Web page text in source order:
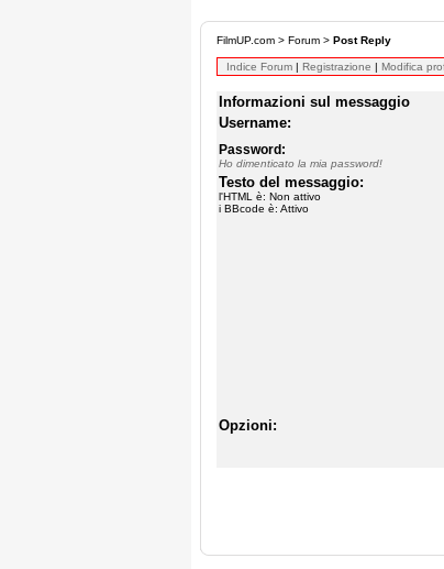
FilmUP.com > Forum > Post Reply
Indice Forum | Registrazione | Modifica
Informazioni sul messaggio
Username:
Password:
Ho dimenticato la mia password!
Testo del messaggio:
l'HTML è: Non attivo
i BBcode è: Attivo
Opzioni: